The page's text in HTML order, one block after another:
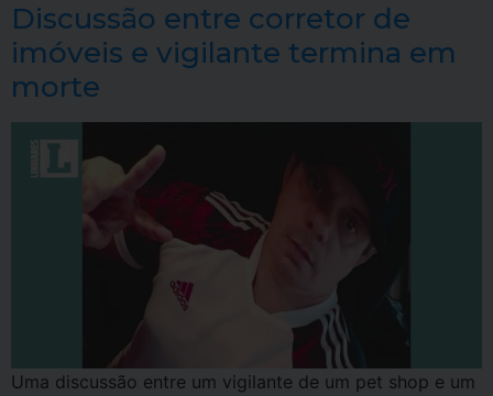
Discussão entre corretor de
imóveis e vigilante termina em
morte
Uma discussão entre um vigilante de um pet shop e um